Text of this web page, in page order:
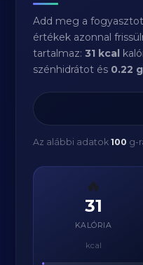
Add meg a
értékek azonnal
tartalmaz:31 kcal
szénhidrátot és 0.22 g
Az alábbi adatok100 g-
🔥
31
KALÓRIA
kcal